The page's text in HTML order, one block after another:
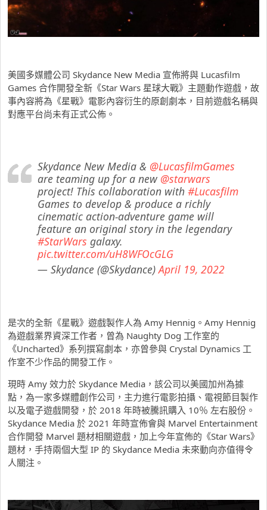
美國多媒體公司 Skydance New Media 宣佈將與 Lucasfilm
Games 合作開發全新《Star Wars 星球大戰》主題動作遊戲，故
事內容將為《星戰》電影內容衍生的原創劇本，目前遊戲名稱與
對應平台尚未有正式公佈。
Skydance New Media & @LucasfilmGames
are teaming up for a new @starwars
project! This collaboration with #Lucasfilm
Games to develop & produce a richly
cinematic action-adventure game will
feature an original story in the legendary
#StarWars galaxy.
pic.twitter.com/uH8WFOcGLG
— Skydance (@Skydance)April 19, 2022
是次的全新《星戰》遊戲製作人為 Amy Hennig。Amy Hennig
為遊戲業界資深工作者，曾為 Naughty Dog 工作室的
《Uncharted》系列撰寫劇本，亦曾參與 Crystal Dynamics 工
作室不少作品的開發工作。
現時 Amy 效力於 Skydance Media，該公司以美國加州為據
點，為一家多媒體創作公司，主力進行電影拍攝、電視節目製作
以及電子遊戲開發，於 2018 年時被騰訊購入 10％ 左右股份。
Skydance Media 於 2021 年時宣佈會與 Marvel Entertainment
合作開發 Marvel 題材相關遊戲，加上今年宣佈的《Star Wars》
題材，手持兩個大型 IP 的 Skydance Media 未來動向亦值得令
人關注。